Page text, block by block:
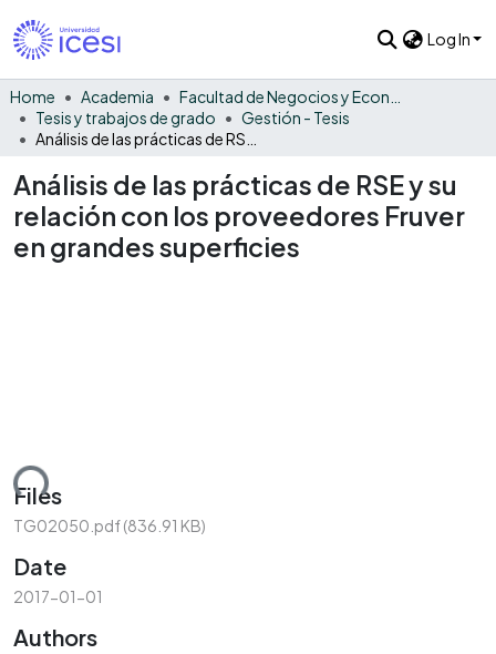
Log In
Home Academia
Tesis y trabajos de grado
Gestión - Tesis
Análisis de las prácticas de RSE y su
relación con los proveedores Fruver
en grandes superficies
Files
TG02050.pdf(836.91 KB)
Date
2017-01-01
Authors